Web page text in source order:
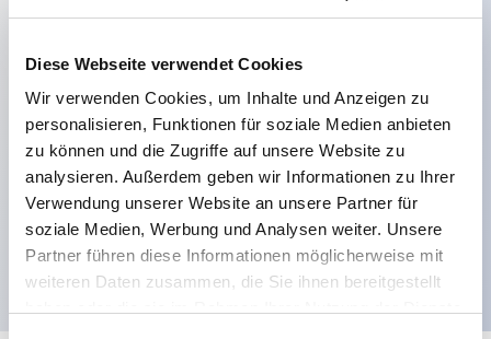
Diese Webseite verwendet Cookies
Wir verwenden Cookies, um Inhalte und Anzeigen zu
personalisieren, Funktionen für soziale Medien anbieten
zu können und die Zugriffe auf unsere Website zu
analysieren. Außerdem geben wir Informationen zu Ihrer
Verwendung unserer Website an unsere Partner für
soziale Medien, Werbung und Analysen weiter. Unsere
Partner führen diese Informationen möglicherweise mit
weiteren Daten zusammen, die Sie ihnen bereitgestellt
Kontakt-Konfiguration (Gewährleistung der
Isolierung zwischen den 2 Kontakten).
59,9 mm (※ 22-stufiger Kontaktblock).
Platzsparendes Design möglich.
Sicherheitsstruktur der 3. Generation: 2-Aktions-
Freisetzung, integrierter Schutz, IP20-
Fingerschutzstruktur